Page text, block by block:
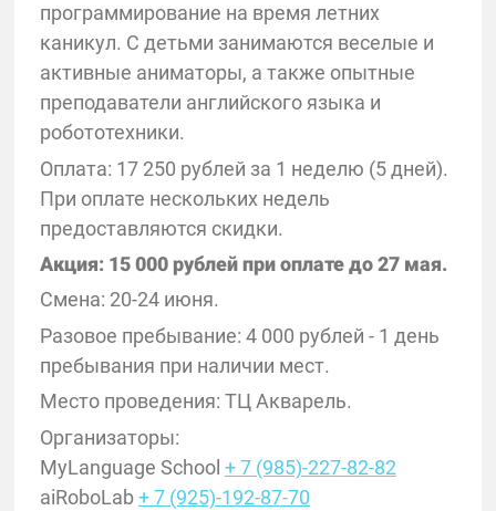
программирование на время летних
каникул. С детьми занимаются веселые и
активные аниматоры, а также опытные
преподаватели английского языка и
робототехники.
Оплата: 17 250 рублей за 1 неделю (5 дней).
При оплате нескольких недель
предоставляются скидки.
Акция: 15 000 рублей при оплате до 27 мая.
Смена: 20-24 июня.
Разовое пребывание: 4 000 рублей - 1 день
пребывания при наличии мест.
Место проведения: ТЦ Акварель.
Организаторы:
MyLanguage School + 7 (985)-227-82-82
aiRoboLab+ 7 (925)-192-87-70